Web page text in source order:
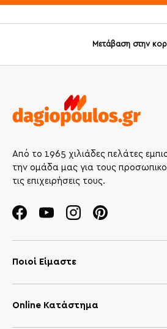
Μετάβαση στην
Από το 1965 χιλιάδες πελάτες
την ομάδα μας για τους
τις επιχειρήσεις τους.
FacebookYouTubeInstagramPinterest
Ποιοί Είμαστε
Online Κατάστημα